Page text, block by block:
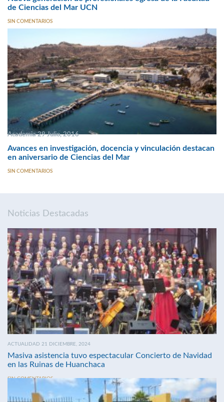
de Ciencias del Mar UCN
SIN COMENTARIOS
Academia 29 Julio, 2016
Avances en investigación, docencia y vinculación destacan
en aniversario de Ciencias del Mar
SIN COMENTARIOS
Noticias Destacadas
ACTUALIDAD 21 DICIEMBRE, 2024
Masiva asistencia tuvo espectacular Concierto de Navidad
en las Ruinas de Huanchaca
SIN COMENTARIOS